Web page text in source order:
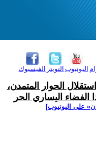
الفيسبوك التويتر اليوتيوب
الحوار المتمدن،
اليساري الحر
على اليوتيوب]